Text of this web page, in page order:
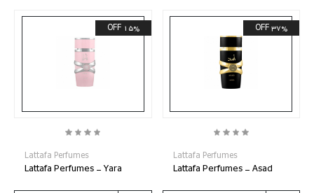
15% OFF
Lattafa Perfumes
Lattafa Perfumes - Yara
37% OFF
Lattafa Perfumes
Lattafa Perfumes - Asad